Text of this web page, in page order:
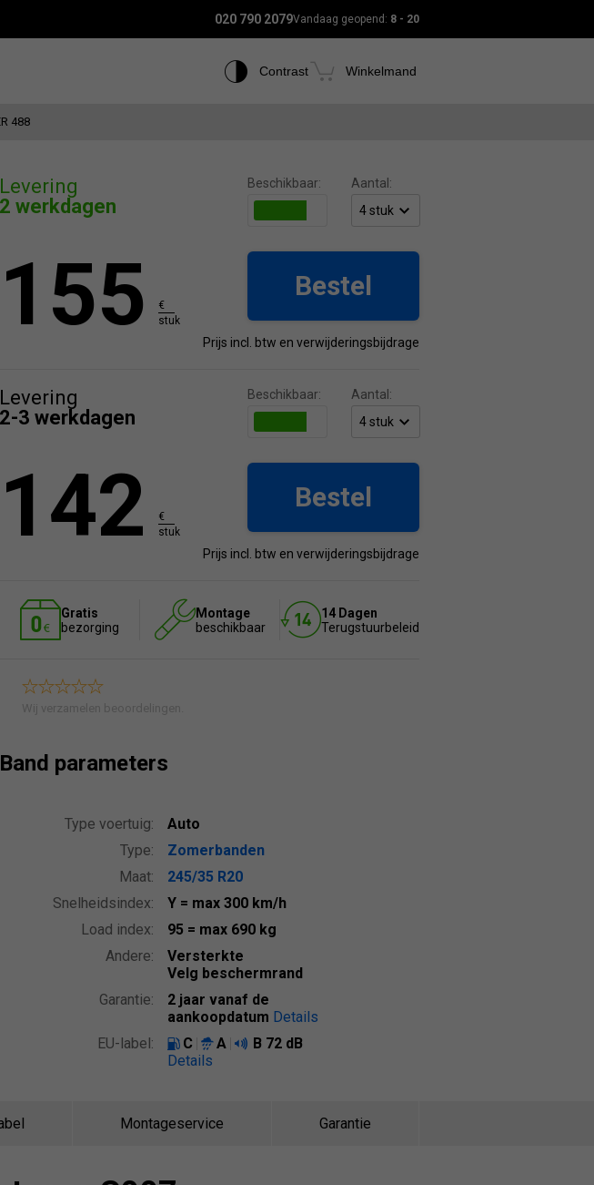
020 790 2079Vandaag geopend: 8 - 20
Contrast Winkelmand
488
Levering
2 werkdagen
Beschikbaar: Aantal:
155
€
stuk
Bestel
Prijs incl. btw en verwijderingsbijdrage
Levering
2-3 werkdagen
Beschikbaar: Aantal:
142
€
stuk
Bestel
Prijs incl. btw en verwijderingsbijdrage
Gratis
bezorging
Montage
beschikbaar
14 Dagen
Terugstuurbeleid
Wij verzamelen beoordelingen.
Band parameters
Type voertuig:
Auto
Type:
Zomerbanden
Maat:
245/35 R20
Snelheidsindex:
Y = max 300 km/h
Load index:
95 = max 690 kg
Andere:
Versterkte
Velg beschermrand
Garantie:
2 jaar vanaf de
aankoopdatum Details
EU-label:
C A B 72 dB
Details
Montageservice Garantie